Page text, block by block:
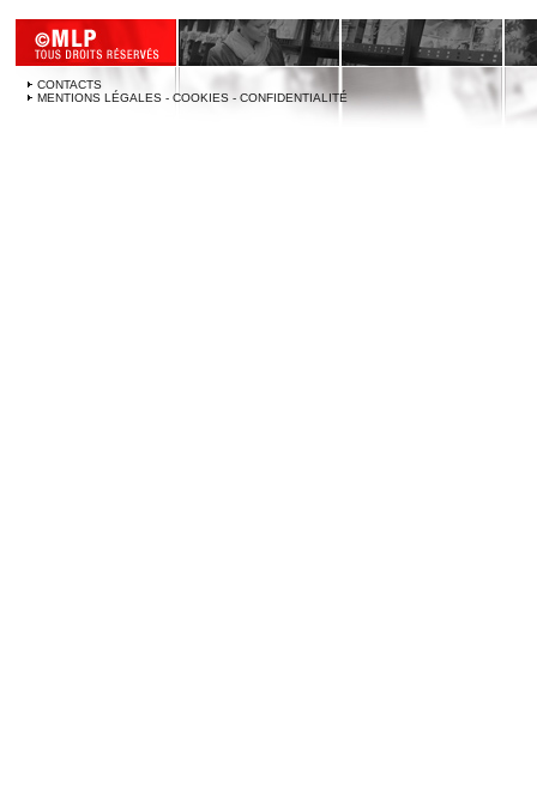
CONTACTS
MENTIONS LÉGALES - COOKIES - CONFIDENTIALITÉ